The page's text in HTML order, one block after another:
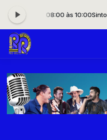
das 08:00 às 10:00Sintonia